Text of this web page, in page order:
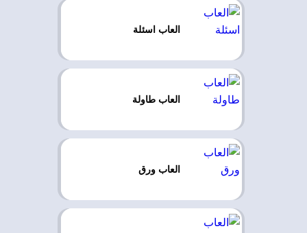
العاب اسئلة
العاب طاولة
العاب ورق